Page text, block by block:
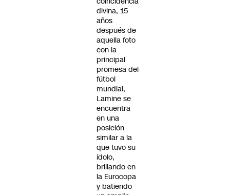
divina, 15
años
después de
aquella foto
con la
principal
promesa del
fútbol
mundial,
Lamine se
encuentra
en una
posición
similar a la
que tuvo su
ídolo,
brillando en
la Eurocopa
y batiendo